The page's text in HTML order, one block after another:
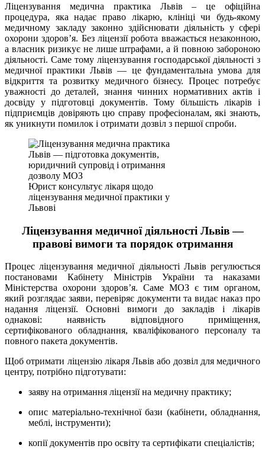
Ліцензування медична практика Львів – це офіційна
процедура, яка надає право лікарю, клініці чи будь-якому
медичному закладу законно здійснювати діяльність у сфері
охорони здоров’я. Без ліцензії робота вважається незаконною,
а власник ризикує не лише штрафами, а й повною забороною
діяльності. Саме тому ліцензування господарської діяльності з
медичної практики Львів — це фундаментальна умова для
відкриття та розвитку медичного бізнесу. Процес потребує
уважності до деталей, знання чинних нормативних актів і
досвіду у підготовці документів. Тому більшість лікарів і
підприємців довіряють цю справу професіоналам, які знають,
як уникнути помилок і отримати дозвіл з першої спроби.
Юрист консультує лікаря щодо
ліцензування медичної практики у
Львові
Ліцензування медичної діяльності Львів —
правові вимоги та порядок отримання
Процес ліцензування медичної діяльності Львів регулюється
постановами Кабінету Міністрів України та наказами
Міністерства охорони здоров’я. Саме МОЗ є тим органом,
який розглядає заяви, перевіряє документи та видає наказ про
надання ліцензії. Основні вимоги до закладів і лікарів
однакові: наявність відповідного приміщення,
сертифікованого обладнання, кваліфікованого персоналу та
повного пакета документів.
Щоб отримати ліцензію лікаря Львів або дозвіл для медичного
центру, потрібно підготувати:
заяву на отримання ліцензії на медичну практику;
опис матеріально-технічної бази (кабінети, обладнання,
меблі, інструменти);
копії документів про освіту та сертифікати спеціалістів;